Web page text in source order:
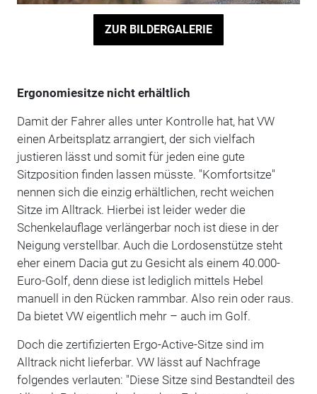
ZUR BILDERGALERIE
Ergonomiesitze nicht erhältlich
Damit der Fahrer alles unter Kontrolle hat, hat VW
einen Arbeitsplatz arrangiert, der sich vielfach
justieren lässt und somit für jeden eine gute
Sitzposition finden lassen müsste. "Komfortsitze"
nennen sich die einzig erhältlichen, recht weichen
Sitze im Alltrack. Hierbei ist leider weder die
Schenkelauflage verlängerbar noch ist diese in der
Neigung verstellbar. Auch die Lordosenstütze steht
eher einem Dacia gut zu Gesicht als einem 40.000-
Euro-Golf, denn diese ist lediglich mittels Hebel
manuell in den Rücken rammbar. Also rein oder raus.
Da bietet VW eigentlich mehr – auch im Golf.
Doch die zertifizierten Ergo-Active-Sitze sind im
Alltrack nicht lieferbar. VW lässt auf Nachfrage
folgendes verlauten: "Diese Sitze sind Bestandteil des